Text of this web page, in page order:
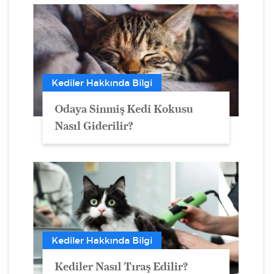
Kediler Hakkında Bilgi
Odaya Sinmiş Kedi Kokusu
Nasıl Giderilir?
Kediler Hakkında Bilgi
Kediler Nasıl Tıraş Edilir?